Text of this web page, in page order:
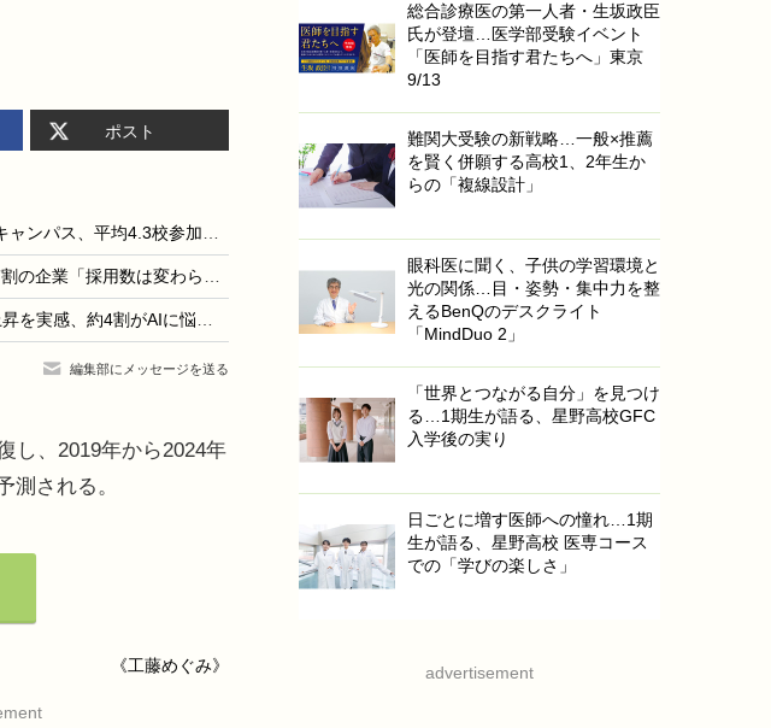
ポスト
【大学受験】オープンキャンパス、平均4.3校参加…河合塾Kei-Net調査
AI時代の新卒採用、約7割の企業「採用数は変わらず」リクルートワークス調査
小学生の約9割が物価上昇を実感、約4割がAIに悩み相談…進研ゼミ調査
編集部にメッセージを送る
し、2019年から2024年
測される。
《工藤めぐみ》
総合診療医の第一人者・生坂政臣
氏が登壇…医学部受験イベント
「医師を目指す君たちへ」東京
9/13
難関大受験の新戦略…一般×推薦
を賢く併願する高校1、2年生か
らの「複線設計」
眼科医に聞く、子供の学習環境と
光の関係…目・姿勢・集中力を整
えるBenQのデスクライト
「MindDuo 2」
「世界とつながる自分」を見つけ
る…1期生が語る、星野高校GFC
入学後の実り
日ごとに増す医師への憧れ…1期
生が語る、星野高校 医専コース
での「学びの楽しさ」
advertisement